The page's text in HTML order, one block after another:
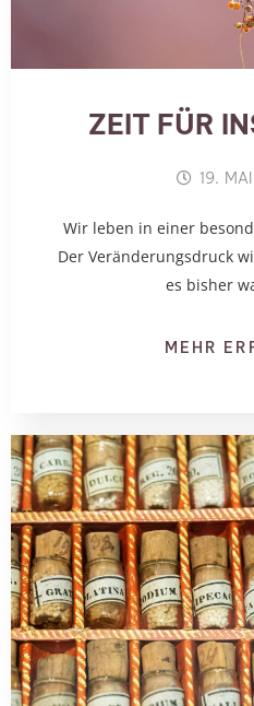
ZEIT FÜR
19.
Wir leben in einer
Der Veränderungsdruck
es bisher
MEHR